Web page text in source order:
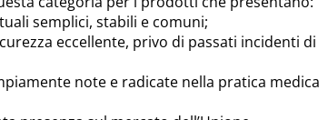
semplici, stabili e comuni;
eccellente, privo di passati incidenti di
note e radicate nella pratica medica